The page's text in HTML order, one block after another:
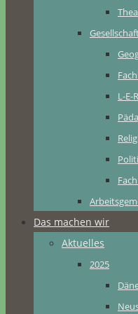
L-E-R
Das machen wir
Aktuelles
2025